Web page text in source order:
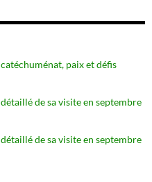
paix et défis
de sa visite en septembre
de sa visite en septembre